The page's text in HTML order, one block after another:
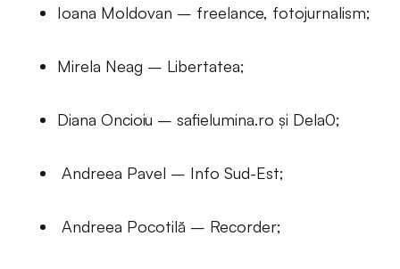
Ioana Moldovan – freelance, fotojurnalism;
Mirela Neag – Libertatea;
Diana Oncioiu – safielumina.ro și Dela0;
Andreea Pavel – Info Sud-Est;
Andreea Pocotilă – Recorder;